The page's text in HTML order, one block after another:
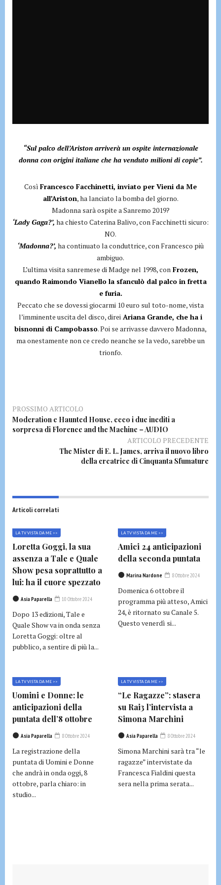
“Sul palco dell’Ariston arriverà un ospite internazionale
donna con origini italiane che ha venduto milioni di copie”.
Così Francesco Facchinetti, inviato per Vieni da Me
all’Ariston, ha lanciato la bomba del giorno.
Madonna sarà ospite a Sanremo 2019?
‘Lady Gaga?’, ha chiesto Caterina Balivo, con Facchinetti sicuro:
NO.
‘Madonna?’, ha continuato la conduttrice, con Francesco più
ambiguo.
L’ultima visita sanremese di Madge nel 1998, con Frozen,
quando Raimondo Vianello la sfanculò dal palco in fretta
e furia.
Peccato che se dovessi giocarmi 10 euro sul toto-nome, vista
l’imminente uscita del disco, direi Ariana Grande, che ha i
bisnonni di Campobasso. Poi se arrivasse davvero Madonna,
ma onestamente non ce credo neanche se la vedo, sarebbe un
trionfo.
PROSSIMO ARTICOLO
Moderation e Haunted House, ecco i due inediti a
sorpresa di Florence and the Machine – AUDIO
ARTICOLO PRECEDENTE
The Mister di E. L. James, arriva il nuovo libro
della creatrice di Cinquanta Sfumature
Articoli correlati
LA TV VISTA DA ME >>
Loretta Goggi, la sua
assenza a Tale e Quale
Show pesa soprattutto a
lui: ha il cuore spezzato
Asia Paparella 10 Ottobre 2024
Dopo 13 edizioni, Tale e
Quale Show va in onda senza
Loretta Goggi: oltre al
pubblico, a sentire di più la...
LA TV VISTA DA ME >>
Amici 24 anticipazioni
della seconda puntata
Marina Nardone 8 Ottobre 2024
Domenica 6 ottobre il
programma più atteso, Amici
24, è ritornato su Canale 5.
Questo venerdì si...
LA TV VISTA DA ME >>
Uomini e Donne: le
anticipazioni della
puntata dell’8 ottobre
Asia Paparella 8 Ottobre 2024
La registrazione della
puntata di Uomini e Donne
che andrà in onda oggi, 8
ottobre, parla chiaro: in
studio...
LA TV VISTA DA ME >>
“Le Ragazze”: stasera
su Rai3 l’intervista a
Simona Marchini
Asia Paparella 8 Ottobre 2024
Simona Marchini sarà tra “le
ragazze” intervistate da
Francesca Fialdini questa
sera nella prima serata...